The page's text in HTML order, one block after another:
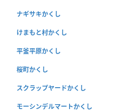
ナギサキかくし
けまもと村かくし
平釜平原かくし
桜町かくし
スクラップヤードかくし
モーシンデルマートかくし